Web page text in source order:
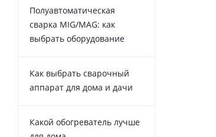
Полуавтоматическая
сварка MIG/MAG: как
выбрать оборудование
Как выбрать сварочный
аппарат для дома и дачи
Какой обогреватель лучше